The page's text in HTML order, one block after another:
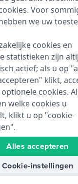
Quartz
€
. Voor
we uw
cookies en
statistieken zijn
actief; als u op
klikt,
cookies.
welke cookies u
klikt u op "cookie-
Alles accepteren
Cookie-instellingen